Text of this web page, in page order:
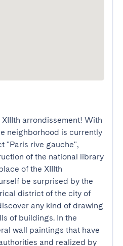
arrondissement! With
neighborhood is currently
"Paris rive gauche",
of the national library
of the XIIIth
be surprised by the
district of the city of
any kind of drawing
of buildings. In the
wall paintings that have
and realized by